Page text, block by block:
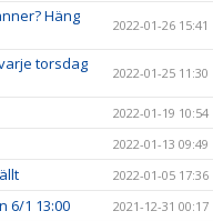
Häng
2022-01-26 15:41
torsdag
2022-01-25 11:30
2022-01-19 10:54
2022-01-13 09:49
2022-01-05 17:36
6/1 13:00 2021-12-31 00:17